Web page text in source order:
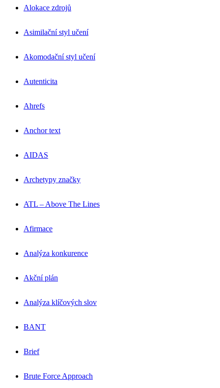
Alokace zdrojů
Asimilační styl učení
Akomodační styl učení
Autenticita
Ahrefs
Anchor text
AIDAS
Archetypy značky
ATL – Above The Lines
Afirmace
Analýza konkurence
Akční plán
Analýza klíčových slov
BANT
Brief
Brute Force Approach